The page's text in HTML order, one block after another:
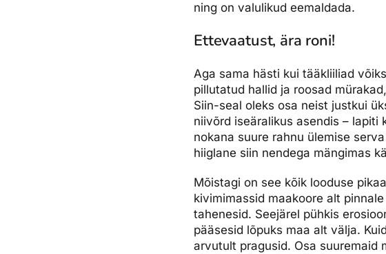
ning on valulikud eemaldada.
Ettevaatust, ära roni!
Aga sama hästi kui tääkliiliad
pillutatud hallid ja roosad
Siin-seal oleks osa neist justkui
niivõrd iseäralikus asendis – lapiti
nokana suure rahnu ülemise
hiiglane siin nendega mängimas
Mõistagi on see kõik looduse
kivimimassid maakoore alt
tahenesid. Seejärel pühkis
pääsesid lõpuks maa alt välja.
arvutult pragusid. Osa suuremaid